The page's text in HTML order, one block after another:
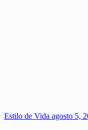
Estilo de Vida agosto 5,